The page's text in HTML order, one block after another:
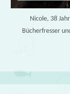
Nicole, 38
Bücherfresser